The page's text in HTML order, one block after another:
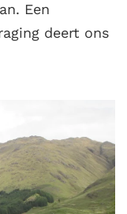
Een
deert ons